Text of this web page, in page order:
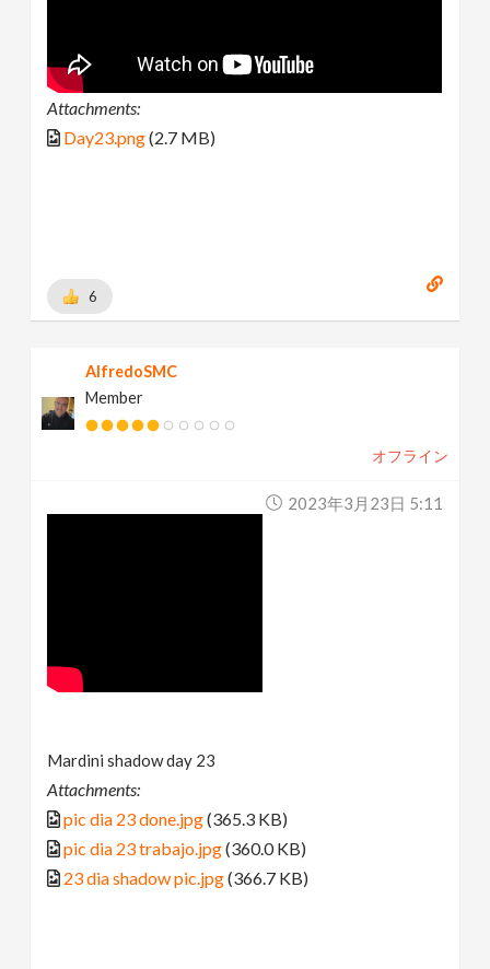
Attachments:
Day23.png(2.7 MB)
6
AlfredoSMC
Member
オフライン
2023年3月23日 5:11
Mardini shadow day 23
Attachments:
pic dia 23 done.jpg(365.3 KB)
pic dia 23 trabajo.jpg(360.0 KB)
23 dia shadow pic.jpg(366.7 KB)